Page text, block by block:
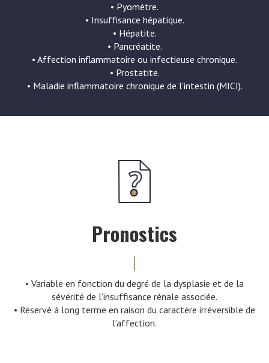
• Pyomètre.
• Insuffisance hépatique.
• Hépatite.
• Pancréatite.
• Affection inflammatoire ou infectieuse chronique.
• Prostatite.
• Maladie inflammatoire chronique de l’intestin (MICI).
Pronostics
• Variable en fonction du degré de la dysplasie et de la
sévérité de l’insuffisance rénale associée.
• Réservé à long terme en raison du caractère irréversible de
l’affection.